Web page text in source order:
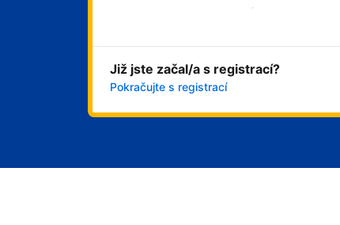
Začít hned
Již jste začal/a s registrací?
Pokračujte s registrací